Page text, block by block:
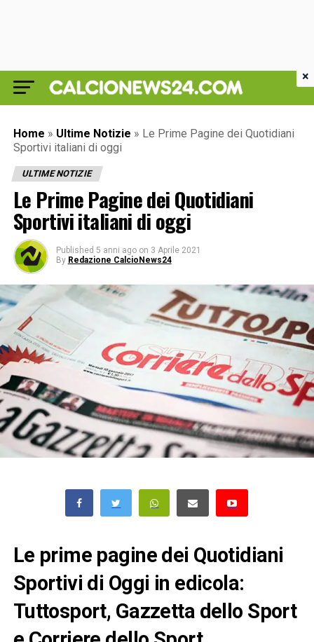
Home » Ultime Notizie » Le Prime Pagine dei Quotidiani
Sportivi italiani di oggi
ULTIME NOTIZIE
Le Prime Pagine dei Quotidiani
Sportivi italiani di oggi
Published 5 anni ago on 3 Aprile 2021
By Redazione CalcioNews24
Le prime pagine dei Quotidiani
Sportivi di Oggi in edicola:
Tuttosport, Gazzetta dello Sport
×